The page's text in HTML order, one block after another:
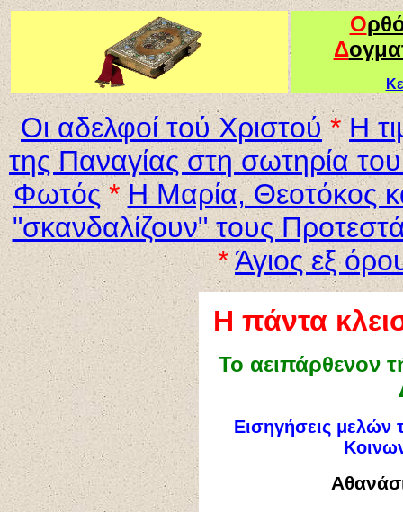
Ο
Δ
Οι αδελφοί τού Χριστού * Η
της Παναγίας στη σωτηρία
Φωτός * Η Μαρία, Θεοτόκος
"σκανδαλίζουν" τους
*Άγιος εξ
Η πάντα
Το αειπάρθενον
Εισηγήσεις μελών